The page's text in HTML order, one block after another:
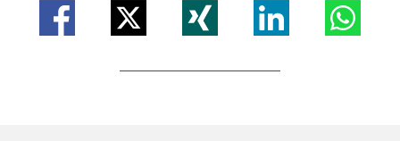
Teilen auf facebook
Teilen auf x Teilen auf xingTeilen auf linkedinTeilen auf